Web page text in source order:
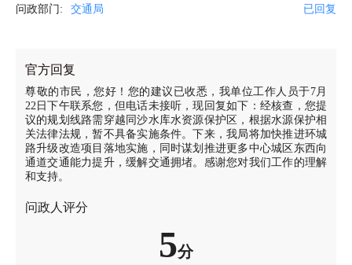
问政部门: 交通局 已回复
官方回复
尊敬的市民，您好！您的建议已收悉，我单位工作人员于7月
22日下午联系您，但电话未接听，现回复如下：经核查，您提
议的规划线路需穿越同沙水库水资源保护区，根据水源保护相
关法律法规，暂不具备实施条件。下来，我局将加快推进环城
路升级改造项目落地实施，同时谋划推进更多中心城区东西向
通道交通能力提升，缓解交通拥堵。感谢您对我们工作的理解
和支持。
问政人评分
5分